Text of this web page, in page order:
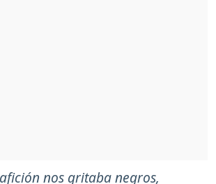
nos gritaba negros,